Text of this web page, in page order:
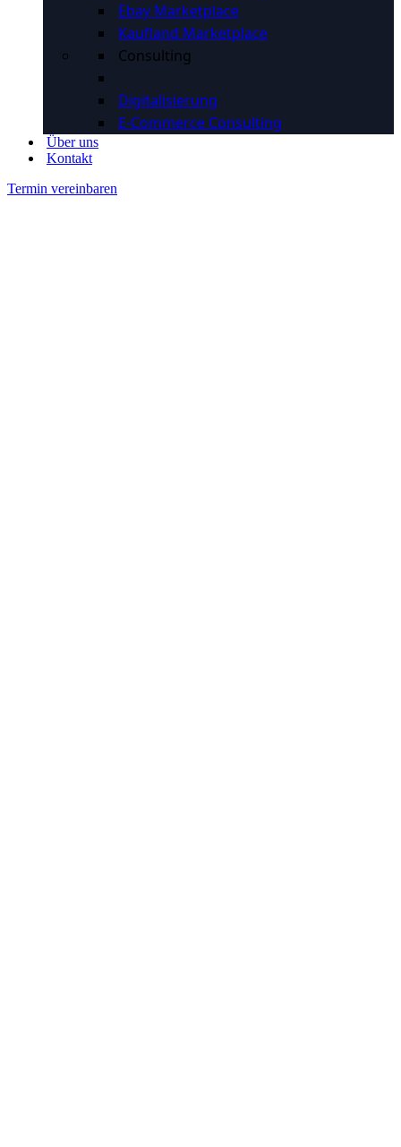
Ebay Marketplace
Kaufland Marketplace
Consulting
Digitalisierung
E-Commerce Consulting
Über uns
Kontakt
Termin vereinbaren